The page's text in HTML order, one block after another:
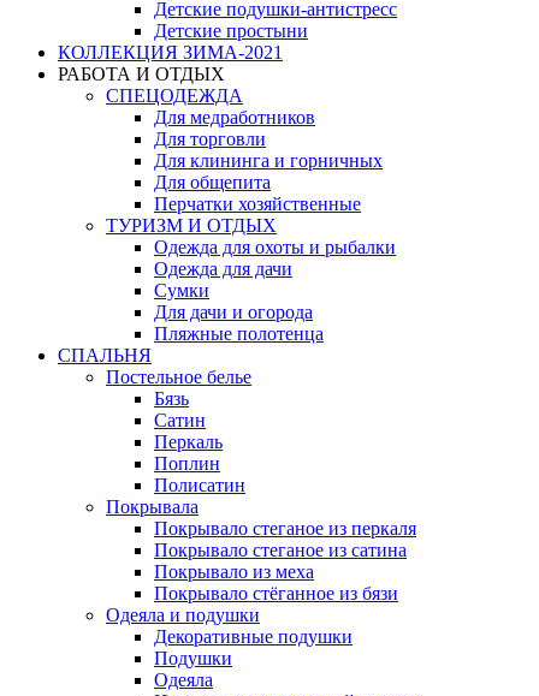
Детские подушки-антистресс
Детские простыни
КОЛЛЕКЦИЯ ЗИМА-2021
РАБОТА И ОТДЫХ
СПЕЦОДЕЖДА
Для медработников
Для торговли
Для клининга и горничных
Для общепита
Перчатки хозяйственные
ТУРИЗМ И ОТДЫХ
Одежда для охоты и рыбалки
Одежда для дачи
Сумки
Для дачи и огорода
Пляжные полотенца
СПАЛЬНЯ
Постельное белье
Бязь
Сатин
Перкаль
Поплин
Полисатин
Покрывала
Покрывало стеганое из перкаля
Покрывало стеганое из сатина
Покрывало из меха
Покрывало стёганное из бязи
Одеяла и подушки
Декоративные подушки
Подушки
Одеяла